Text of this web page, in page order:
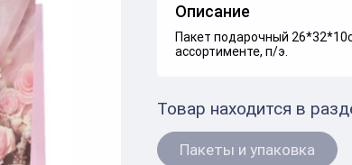
Описание
Пакет подарочный
ассортименте, п/э.
Товар находится в
Пакеты и упаковка